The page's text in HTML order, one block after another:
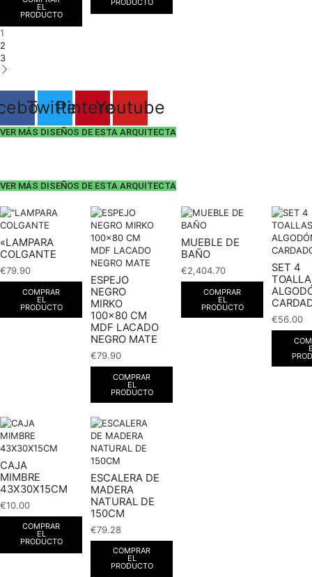
EL
PRODUCTO
PRODUCTO
1
2
3
TwitterPinterestYoutube
VER MÁS DISEÑOS DE ESTA ARQUITECTA
VER MÁS DISEÑOS DE ESTA ARQUITECTA
«LAMPARA
COLGANTE
€79.90
COMPRAR
EL
PRODUCTO
ESPEJO
NEGRO
MIRKO
100×80 CM
MDF LACADO
NEGRO MATE
€79.90
COMPRAR
EL
PRODUCTO
MUEBLE DE
BAÑO
€2,404.70
COMPRAR
EL
PRODUCTO
SET 4
€56.00
CAJA
MIMBRE
43X30X15CM
€10.00
COMPRAR
EL
PRODUCTO
ESCALERA DE
MADERA
NATURAL DE
150CM
€79.28
COMPRAR
EL
PRODUCTO